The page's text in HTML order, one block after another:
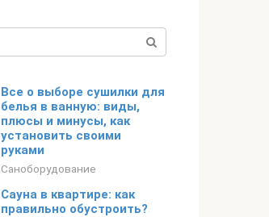
Все о выборе сушилки для
белья в ванную: виды,
плюсы и минусы, как
установить своими
руками
Саноборудование
Сауна в квартире: как
правильно обустроить?